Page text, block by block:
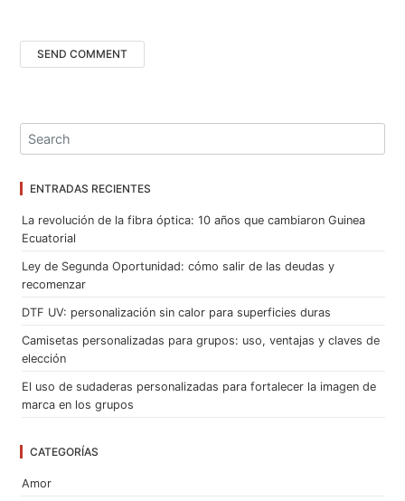
ENTRADAS RECIENTES
La revolución de la fibra óptica: 10 años que cambiaron Guinea
Ecuatorial
Ley de Segunda Oportunidad: cómo salir de las deudas y
recomenzar
DTF UV: personalización sin calor para superficies duras
Camisetas personalizadas para grupos: uso, ventajas y claves de
elección
El uso de sudaderas personalizadas para fortalecer la imagen de
marca en los grupos
CATEGORÍAS
Amor